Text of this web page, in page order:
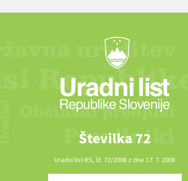
Številka 72
Uradni list RS, št. 72/2008 z dne 17. 7. 2008